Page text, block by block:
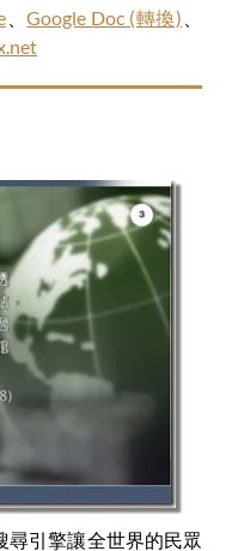
、Google Doc (轉換)
尋引擎讓全世界的民眾